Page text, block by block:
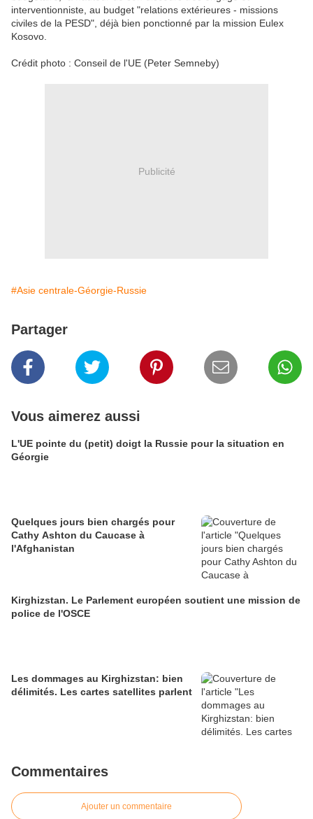
interventionniste, au budget "relations extérieures - missions
civiles de la PESD", déjà bien ponctionné par la mission Eulex
Kosovo.
Crédit photo : Conseil de l'UE (Peter Semneby)
Publicité
#Asie centrale-Géorgie-Russie
Partager
Vous aimerez aussi
L'UE pointe du (petit) doigt la Russie pour la situation en
Géorgie
Quelques jours bien chargés pour
Cathy Ashton du Caucase à
l'Afghanistan
Kirghizstan. Le Parlement européen soutient une mission de
police de l'OSCE
Les dommages au Kirghizstan: bien
délimités. Les cartes satellites parlent
Commentaires
Ajouter un commentaire